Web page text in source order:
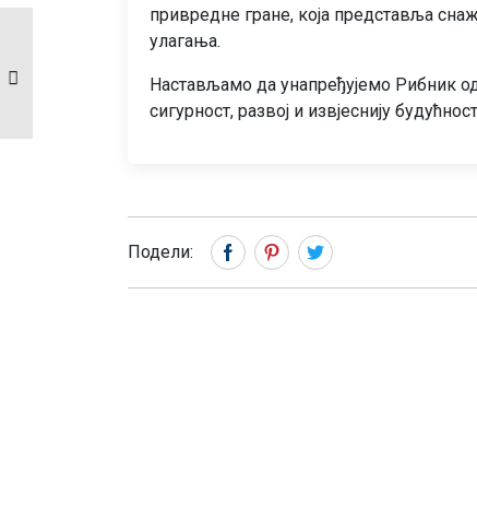
привредне гране, која представља
улагања.
Настављамо да унапређујемо Рибник
сигурност, развој и извјеснију
Подели:
Велика еколошка
акција чишћења
општине Рибник
поводом дана
планете земље.